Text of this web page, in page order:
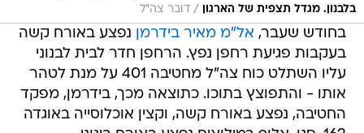
בלבנון. מגדל תצפית של הארגון
/ דובר צה"ל
בחודש שעבר, אל"מ מאיר בידרמן נפצע באורח קשה
בעקבות פגיעת רחפן נפץ. הרחפן חדר לבית לבנוני
עליו השתלט כוח צה"ל מחטיבה 401 על מנת לטהר
אותו - והתפוצץ בתוכו. כתוצאה מכך, בידרמן, מפקד
החטיבה, נפצע באורח קשה, וקצין אוכלוסייה באוגדה